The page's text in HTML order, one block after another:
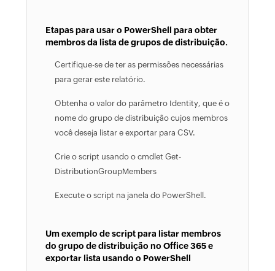
Etapas para usar o PowerShell para obter
membros da lista de grupos de distribuição.
Certifique-se de ter as permissões necessárias
para gerar este relatório.
Obtenha o valor do parâmetro Identity, que é o
nome do grupo de distribuição cujos membros
você deseja listar e exportar para CSV.
Crie o script usando o cmdlet Get-
DistributionGroupMembers
Execute o script na janela do PowerShell.
Um exemplo de script para listar membros
do grupo de distribuição no Office 365 e
exportar lista usando o PowerShell